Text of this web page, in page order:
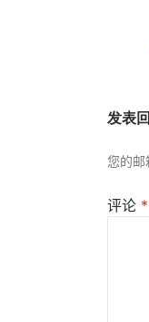
发表
您的邮
评论 *